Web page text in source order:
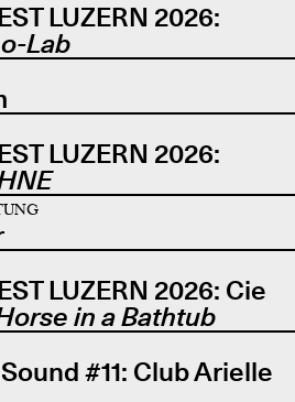
LUZERN 2026:
Lab
LUZERN 2026:
LUZERN 2026: Cie
in a Bathtub
#11: Club Arielle